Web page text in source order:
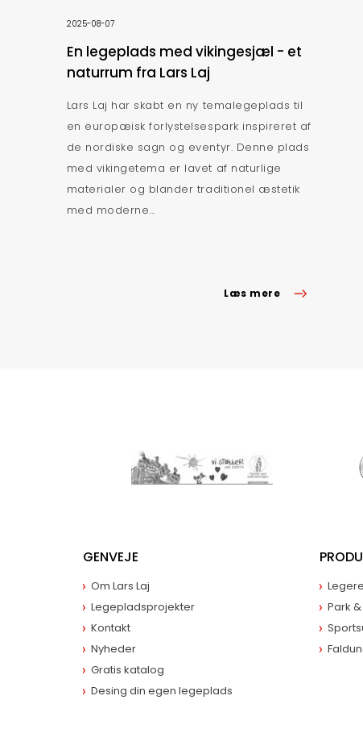
2025-08-07
En legeplads med vikingesjæl - et
naturrum fra Lars Laj
Lars Laj har skabt en ny temalegeplads til
en europæisk forlystelsespark inspireret af
de nordiske sagn og eventyr. Denne plads
med vikingetema er lavet af naturlige
materialer og blander traditionel æstetik
med moderne...
Læs mere
GENVEJE
Om Lars Laj
Legepladsprojekter
Kontakt
Nyheder
Gratis katalog
Desing din egen legeplads
Park